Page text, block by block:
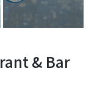
& Bar